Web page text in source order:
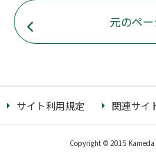
元のペ
サイト利用規定 関連サイ
Copyright © 2015 Kameda